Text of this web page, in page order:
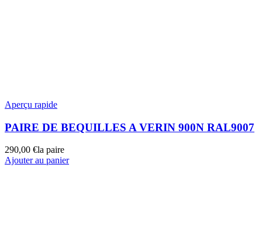
Aperçu rapide
PAIRE DE BEQUILLES A VERIN 900N RAL9007
290,00 €la paire
Ajouter au panier